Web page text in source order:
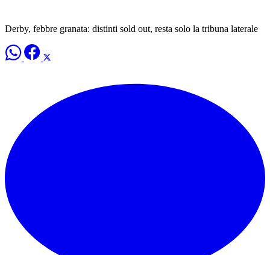
Derby, febbre granata: distinti sold out, resta solo la tribuna laterale